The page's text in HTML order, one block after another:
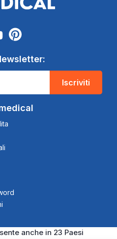
Iscriviti
anche in 23 Paesi